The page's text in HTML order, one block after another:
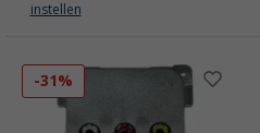
instellen
-31%